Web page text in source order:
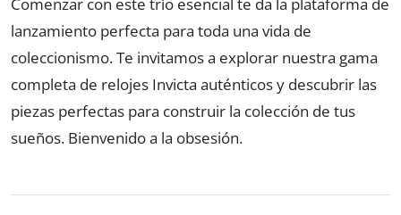
lanzamiento perfecta para toda una vida de
coleccionismo. Te invitamos a explorar nuestra gama
completa de relojes Invicta auténticos y descubrir las
piezas perfectas para construir la colección de tus
sueños. Bienvenido a la obsesión.